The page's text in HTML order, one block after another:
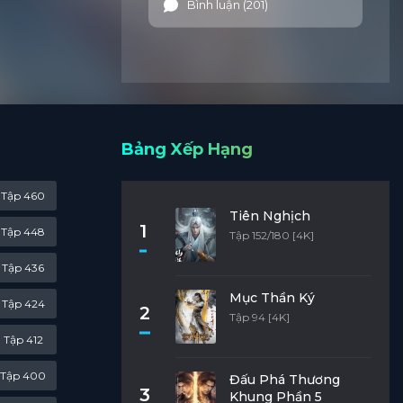
Bình luận (201)
Tập 460
Tập 448
Tập 436
Tập 424
Tập 412
Tập 400
Bảng Xếp Hạng
1
Tiên Nghịch
Tập 152/180 [4K]
2
Mục Thần Ký
Tập 94 [4K]
3
Đấu Phá Thương
Khung Phần 5